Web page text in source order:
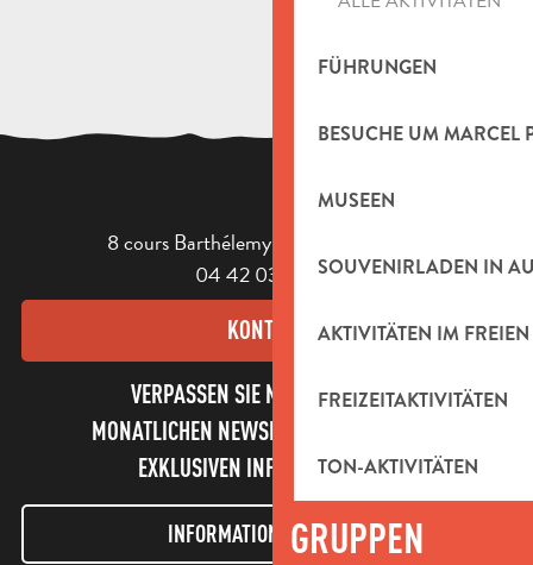
FÜHRUNGEN
BESUCHE UM MARCEL
MUSEEN
SOUVENIRLADEN IN
AKTIVITÄTEN IM FREIEN
FREIZEITAKTIVITÄTEN
TON-AKTIVITÄTEN
GRUPPEN
8 cours Barthélemy - 13400 Aubagne
04 42 03 49 98
KONTAKT
VERPASSEN SIE NICHT UNSEREN
MONATLICHEN NEWSLETTER UND UNSERE
EXKLUSIVEN INFORMATIONEN!
INFORMATIONEN LETTER